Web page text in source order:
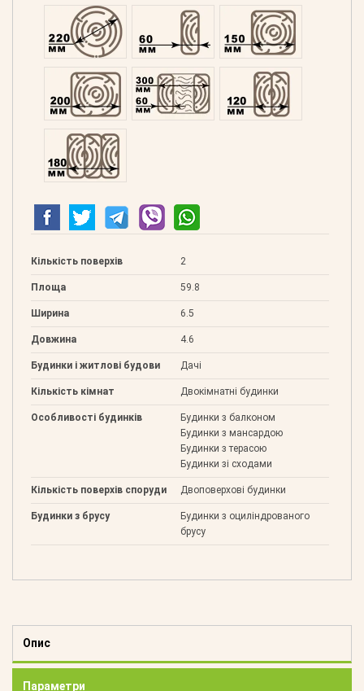
Оциліндрований 220Профільований 60 Профільований 150
Профільований 200Подвійний 300 Клеєний 120
Клеєний 180
Кількість поверхів 2
Площа 59.8
Ширина 6.5
Довжина 4.6
Будинки і житлові будови Дачі
Кількість кімнат Двокімнатні будинки
Особливості будинків
Будинки з балконом
Будинки з мансардою
Будинки з терасою
Будинки зі сходами
Кількість поверхів споруди Двоповерхові будинки
Будинки з брусу
Будинки з оциліндрованого
брусу
Опис
Параметри